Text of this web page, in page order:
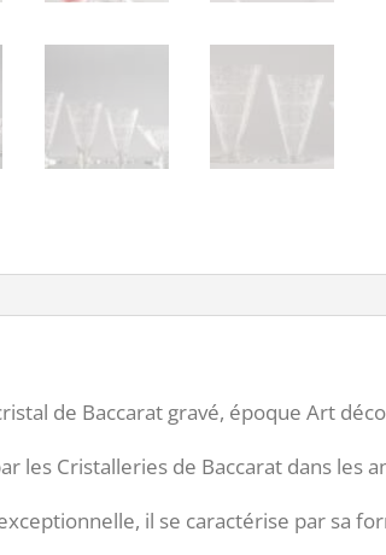
de Baccarat gravé, époque Art
les Cristalleries de Baccarat dans les
il se caractérise par sa